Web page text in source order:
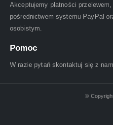
Akceptujemy płatności
pośrednictwem systemu PayPal
osobistym.
Pomoc
W razie pytań skontaktuj się z
©